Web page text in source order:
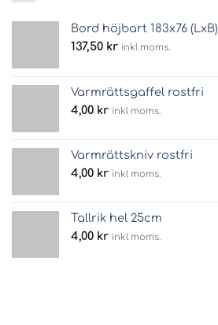
Bord höjbart 183x76 (LxB)
137,50 kr inkl moms.
Varmrättsgaffel rostfri
4,00 kr inkl moms.
Varmrättskniv rostfri
4,00 kr inkl moms.
Tallrik hel 25cm
4,00 kr inkl moms.